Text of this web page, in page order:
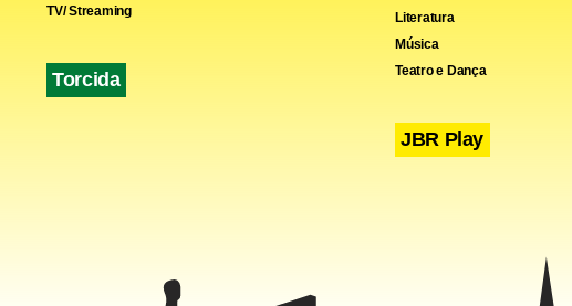
TV/ Streaming
Torcida
Literatura
Música
Teatro e Dança
JBR Play